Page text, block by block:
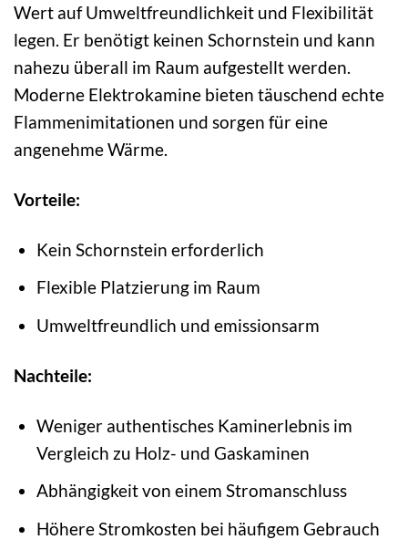
Wert auf Umweltfreundlichkeit und Flexibilität
legen. Er benötigt keinen Schornstein und kann
nahezu überall im Raum aufgestellt werden.
Moderne Elektrokamine bieten täuschend echte
Flammenimitationen und sorgen für eine
angenehme Wärme.
Vorteile:
Kein Schornstein erforderlich
Flexible Platzierung im Raum
Umweltfreundlich und emissionsarm
Nachteile:
Weniger authentisches Kaminerlebnis im
Vergleich zu Holz- und Gaskaminen
Abhängigkeit von einem Stromanschluss
Höhere Stromkosten bei häufigem Gebrauch